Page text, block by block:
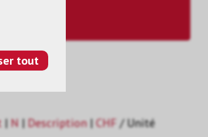
|N|Description|CHF/ Unité
tout